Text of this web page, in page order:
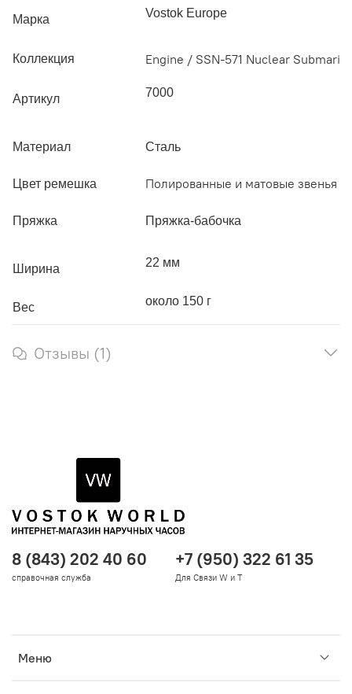
Марка Vostok Europe
Коллекция Engine / SSN-571 Nuclear
Артикул 7000
Материал Сталь
Цвет ремешка Полированные и матовые звенья
Пряжка Пряжка-бабочка
Ширина 22 мм
Вес около 150 г
Отзывы (1)
Меню
8 (843) 202 40 60
справочная служба
+7 (950) 322 61 35
Для Связи W и T